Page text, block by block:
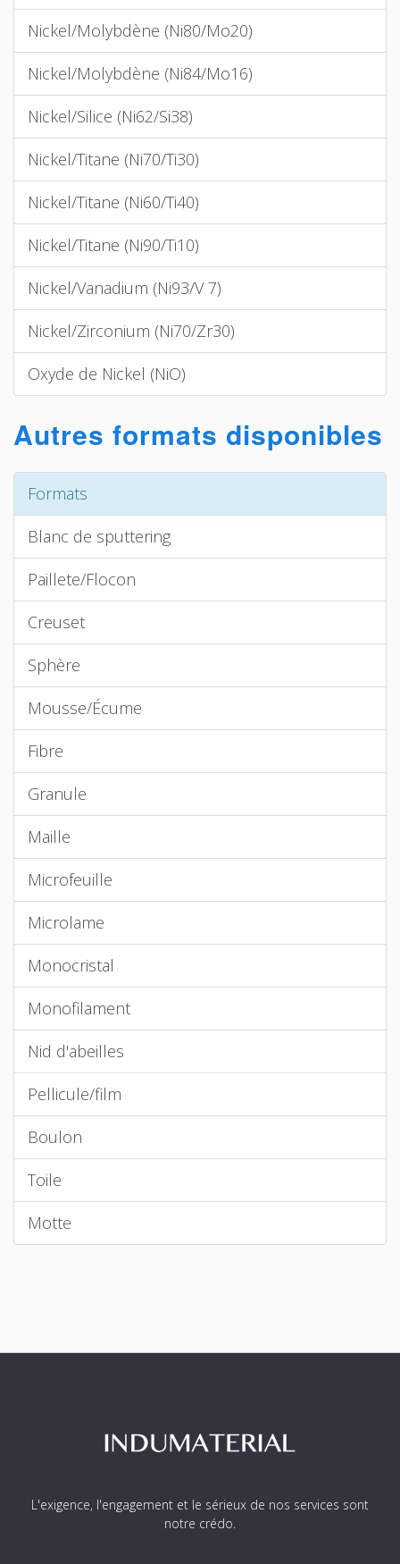
Nickel/Molybdène (Ni80/Mo20)
Nickel/Molybdène (Ni84/Mo16)
Nickel/Silice (Ni62/Si38)
Nickel/Titane (Ni70/Ti30)
Nickel/Titane (Ni60/Ti40)
Nickel/Titane (Ni90/Ti10)
Nickel/Vanadium (Ni93/V 7)
Nickel/Zirconium (Ni70/Zr30)
Oxyde de Nickel (NiO)
Autres formats disponibles
Formats
Blanc de sputtering
Paillete/Flocon
Creuset
Sphère
Mousse/Écume
Fibre
Granule
Maille
Microfeuille
Microlame
Monocristal
Monofilament
Nid d'abeilles
Pellicule/film
Boulon
Toile
Motte
L'exigence, l'engagement et le sérieux de nos services sont
notre crédo.